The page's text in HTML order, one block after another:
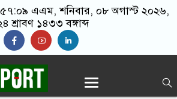
এএম, শনিবার, ০৮ অগাস্ট ২০২৬,
শ্রাবণ ১৪৩৩ বঙ্গাব্দ